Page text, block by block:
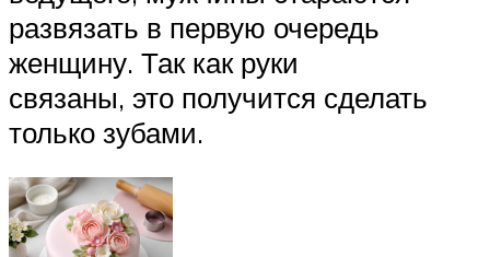
развязать в первую очередь
женщину. Так как руки
связаны, это получится сделать
только зубами.